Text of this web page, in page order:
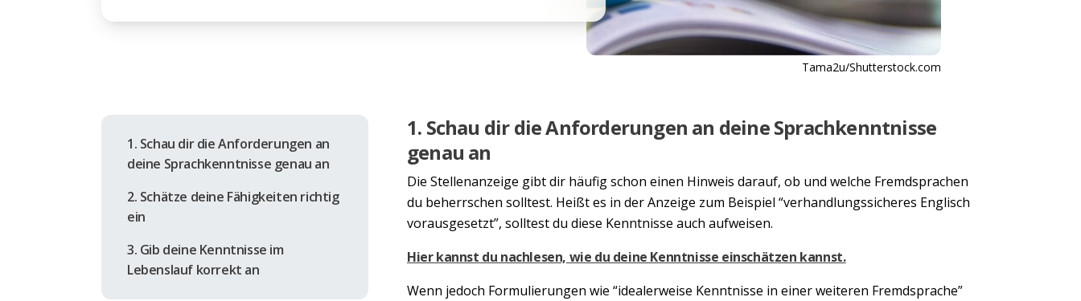
Tama2u/Shutterstock.com
1. Schau dir die Anforderungen an
deine Sprachkenntnisse genau an
2. Schätze deine Fähigkeiten richtig
ein
3. Gib deine Kenntnisse im
Lebenslauf korrekt an
1. Schau dir die Anforderungen an deine Sprachkenntnisse
genau an
Die Stellenanzeige gibt dir häufig schon einen Hinweis darauf, ob und welche Fremdsprachen
du beherrschen solltest. Heißt es in der Anzeige zum Beispiel “verhandlungssicheres Englisch
vorausgesetzt”, solltest du diese Kenntnisse auch aufweisen.
Hier kannst du nachlesen, wie du deine Kenntnisse einschätzen kannst.
Wenn jedoch Formulierungen wie “idealerweise Kenntnisse in einer weiteren Fremdsprache”